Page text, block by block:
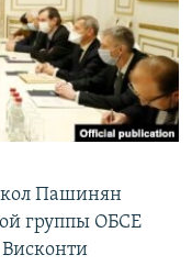
Пашинян
группы ОБСЕ